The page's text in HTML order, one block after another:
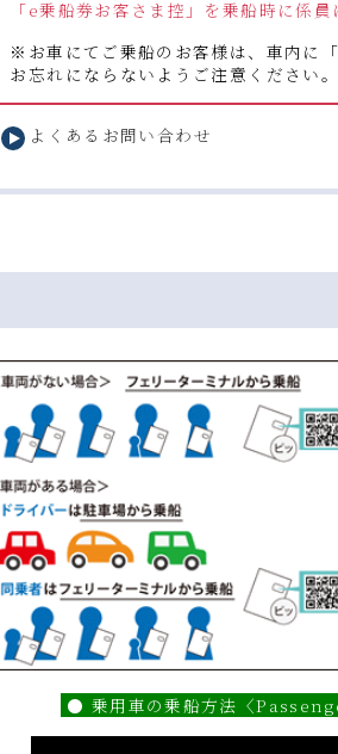
「e乗船券お客さま控」を乗船時に係員
※お車にてご乗船のお客様は、車内に
お忘れにならないようご注意ください。
よくあるお問い合わせ
● 乗用車の乗船方法〈